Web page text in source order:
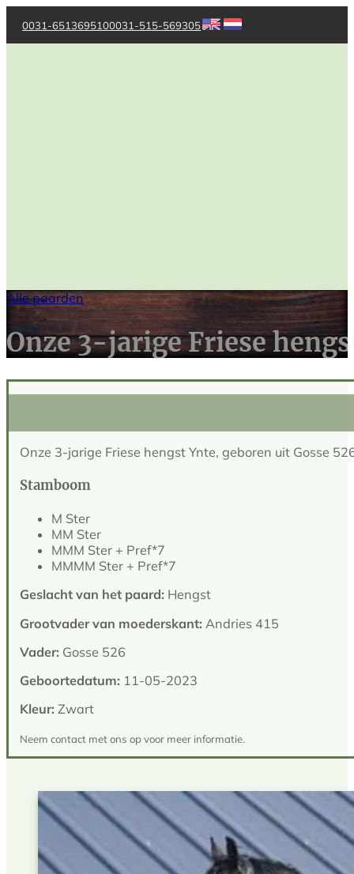
0031-6513695100031-515-569305
Alle paarden
Onze 3-jarige Friese
Onze 3-jarige Friese hengst Ynte, geboren uit Gosse
Stamboom
M Ster
MM Ster
MMM Ster + Pref*7
MMMM Ster + Pref*7
Geslacht van het paard:Hengst
Grootvader van moederskant:Andries 415
Vader:Gosse 526
Geboortedatum:11-05-2023
Kleur:Zwart
Neem contact met ons op voor meer informatie.